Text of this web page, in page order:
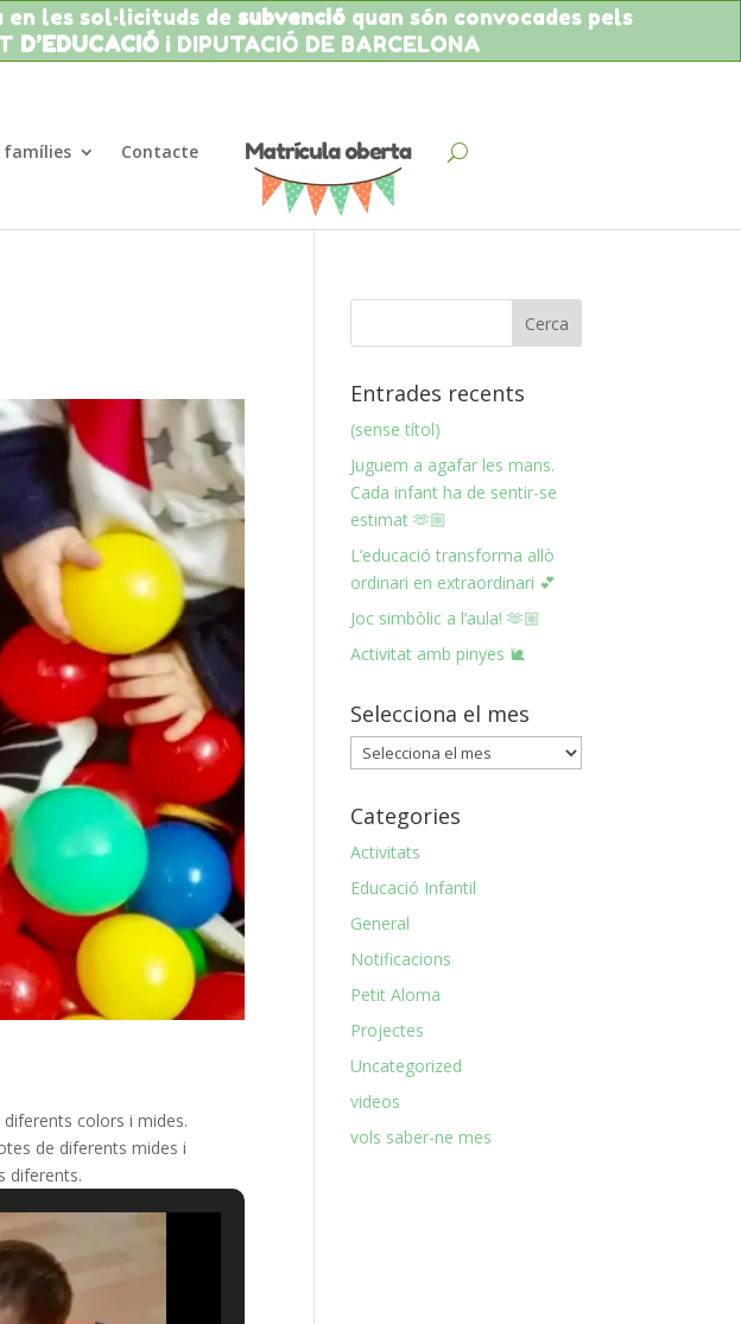
les sol·licituds de subvencióquan són convocades pels
D’EDUCACIÓ i DIPUTACIÓ DE BARCELONA
famílies Contacte
colors i mides.
de diferents mides i
diferents.
Entrades recents
(sense títol)
Juguem a agafar les mans.
Cada infant ha de sentir-se
estimat 🫶🏼
L’educació transforma allò
ordinari en extraordinari 💕
Joc simbòlic a l’aula! 🫶🏼
Activitat amb pinyes 🐌
Selecciona el mes
Selecciona
el
mes
Categories
Activitats
Educació Infantil
General
Notificacions
Petit Aloma
Projectes
Uncategorized
videos
vols saber-ne mes